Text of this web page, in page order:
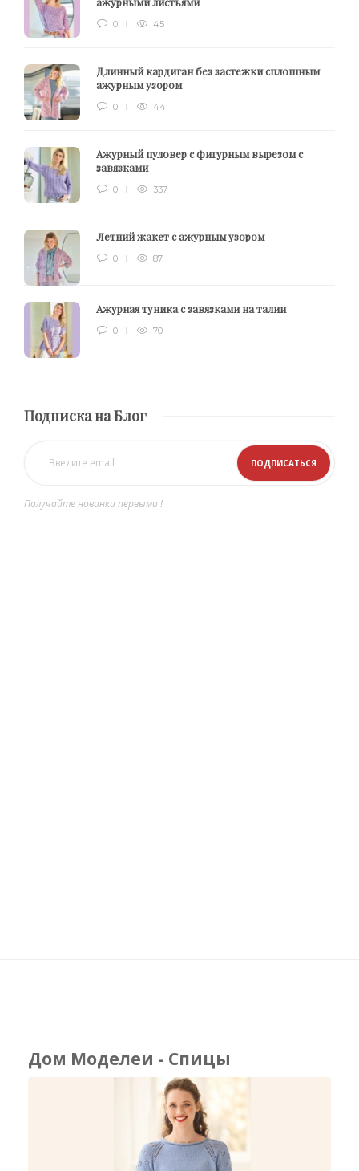
0 45
Длинный кардиган без застежки сплошным
ажурным узором
0 44
Ажурный пуловер с фигурным вырезом с
завязками
0 337
Летний жакет с ажурным узором
0 87
Ажурная туника с завязками на талии
0 70
Подписка на Блог
Получайте новинки первыми !
Дом Моделеи - Спицы